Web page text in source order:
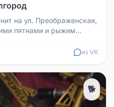
на ул. Преображенская,
пятнами и рыжим
из VK
🐕